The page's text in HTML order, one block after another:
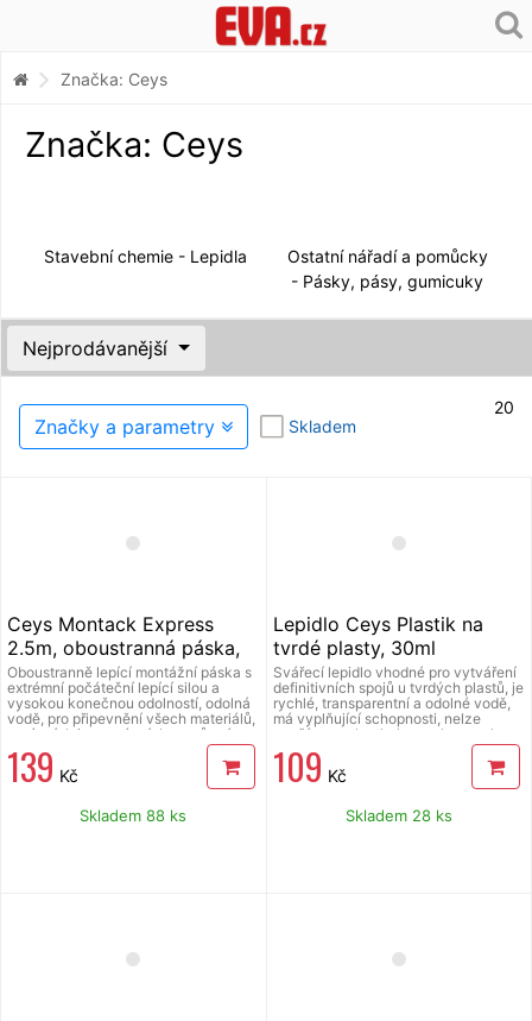
Značka: Ceys
Značka: Ceys
Stavební chemie - Lepidla
Ostatní nářadí a pomůcky
- Pásky, pásy, gumicuky
Nejprodávanější
20
Značky a parametry Skladem
Ceys Montack Express
2.5m, oboustranná páska,
48507240
Oboustranně lepící montážní páska s
extrémní počáteční lepící silou a
vysokou konečnou odolností, odolná
vodě, pro připevnění všech materiálů,
porézních i neporézních. na různé
podklady, lepí okamžitě v interiéru i
exteriéru, odolává změnám teplot a
vlhkosti. Délka 2,5 m, šíře 19 mm,
teplotě -10 až +75 °C.
139 Kč
Skladem 88 ks
Lepidlo Ceys Plastik na
tvrdé plasty, 30ml
Svářecí lepidlo vhodné pro vytváření
definitivních spojů u tvrdých plastů, je
rychlé, transparentní a odolné vodě,
má vyplňující schopnosti, nelze
použít na polyethylen, polypropylen a
teflon.
109 Kč
Skladem 28 ks